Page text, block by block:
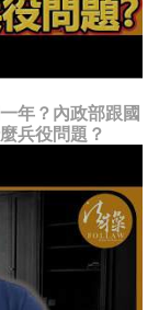
年？內政部跟國
兵役問題？